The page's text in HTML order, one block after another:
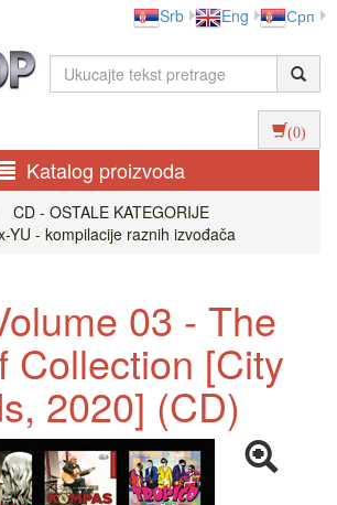
Srb Eng Срп
(0)
Katalog proizvoda
CD - OSTALE KATEGORIJE
YU - kompilacije raznih izvođača
03 - The
Collection [City
2020] (CD)